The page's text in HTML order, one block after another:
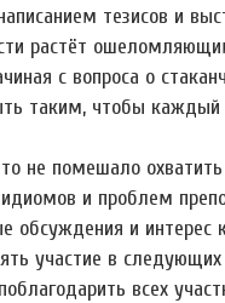
тезисов и
растёт
с вопроса о
таким, чтобы
не помешало
идиомов и проблем
обсуждения и
участие в следующих
всех